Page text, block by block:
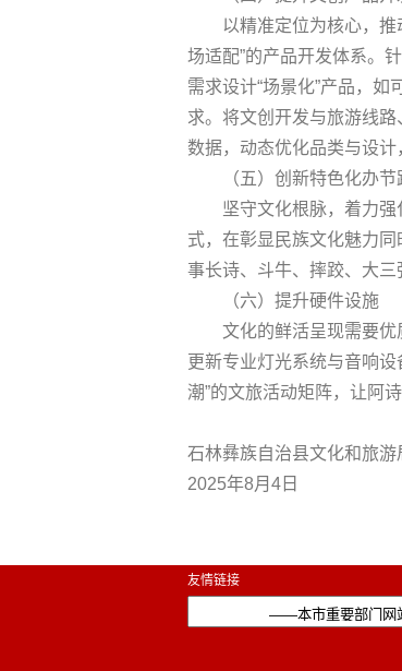
以精准定位为核心，
场适配”的产品开发体系。
需求设计“场景化”产品，
求。将文创开发与旅游线
数据，动态优化品类与设计
（五）创新特色化办节
坚守文化根脉，着力
式，在彰显民族文化魅力
事长诗、斗牛、摔跤、大三
（六）提升硬件设施
文化的鲜活呈现需要
更新专业灯光系统与音响
潮”的文旅活动矩阵，让阿
石林彝族自治县文化和旅游
2025年8月4日
友情链接